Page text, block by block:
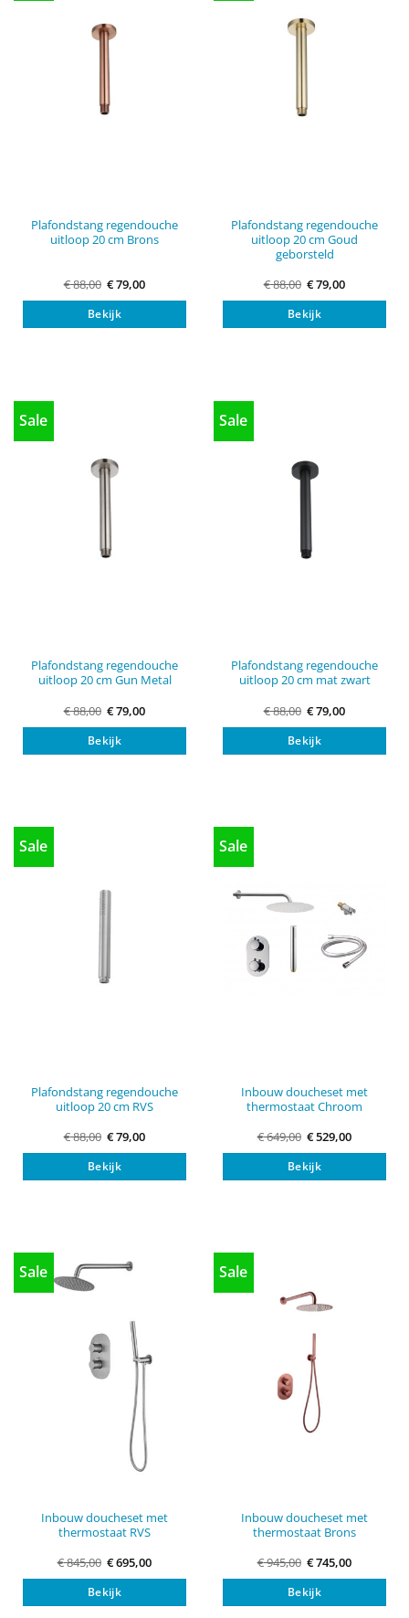
Plafondstang regendouche
uitloop 20 cm Brons
€88,00 Oorspronkelijke
prijs
was:
€ 88,00.
€79,00Huidige
is:
Bekijk
Plafondstang regendouche
uitloop 20 cm Goud
geborsteld
€88,00 Oorspronkelijke
prijs
was:
€ 88,00.
€79,00Huidige
is:
Bekijk
Sale
Plafondstang regendouche
uitloop 20 cm Gun Metal
€88,00 Oorspronkelijke
prijs
was:
€ 88,00.
€79,00Huidige
is:
Bekijk
Sale
Plafondstang regendouche
uitloop 20 cm mat zwart
€88,00 Oorspronkelijke
prijs
was:
€ 88,00.
€79,00Huidige
is:
Bekijk
Sale
Plafondstang regendouche
uitloop 20 cm RVS
€88,00 Oorspronkelijke
prijs
was:
€ 88,00.
€79,00Huidige
is:
Bekijk
Sale
Inbouw doucheset met
thermostaat Chroom
€649,00 Oorspronkelijke
prijs
was:
€ 649,00.
€529,00Huidige
is:
Bekijk
Sale
Inbouw doucheset met
thermostaat RVS
€845,00 Oorspronkelijke
prijs
was:
€ 845,00.
€695,00Huidige
is:
Bekijk
Sale
Inbouw doucheset met
thermostaat Brons
€945,00 Oorspronkelijke
prijs
was:
€ 945,00.
€745,00Huidige
is:
Bekijk